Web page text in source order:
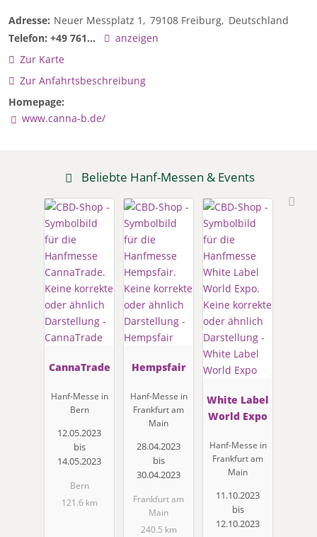
Adresse: Neuer Messplatz 1 79108 Freiburg Deutschland
Telefon: +49 761...
anzeigen
Zur Karte
Zur Anfahrtsbeschreibung
Homepage:
www.canna-b.de/
Beliebte Hanf-Messen & Events
CannaTrade
Hanf-Messe in
Bern
12.05.2023
bis
14.05.2023
Bern
121.6 km
Hempsfair
Hanf-Messe in
Frankfurt am
Main
28.04.2023
bis
30.04.2023
Frankfurt am
Main
240.5 km
White Label
World Expo
Hanf-Messe in
Frankfurt am
Main
11.10.2023
bis
12.10.2023